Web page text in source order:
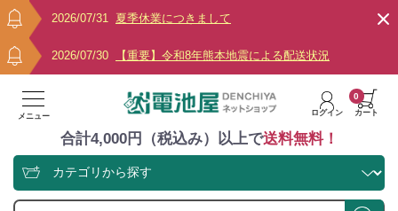
2026/07/31 夏季休業につきまして
2026/07/30 【重要】令和8年熊本地震による配送状況
メニュー ログイン カート
0
合計4,000円（税込み）以上で送料無料！